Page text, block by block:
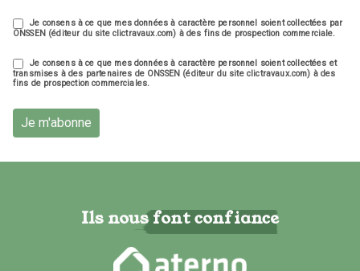
Je consens à ce que mes données à caractère personnel soient collectées par
ONSSEN (éditeur du site clictravaux.com) à des fins de prospection commerciale.
Je consens à ce que mes données à caractère personnel soient collectées et
transmises à des partenaires de ONSSEN (éditeur du site clictravaux.com) à des
fins de prospection commerciales.
Je m'abonne
Ils nous font confiance